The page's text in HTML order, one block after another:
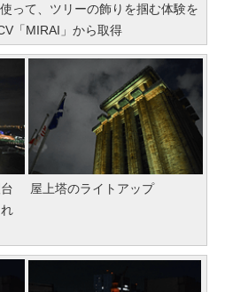
って、ツリーの飾りを掴む体験を
「MIRAI」から取得
屋上塔のライトアップ